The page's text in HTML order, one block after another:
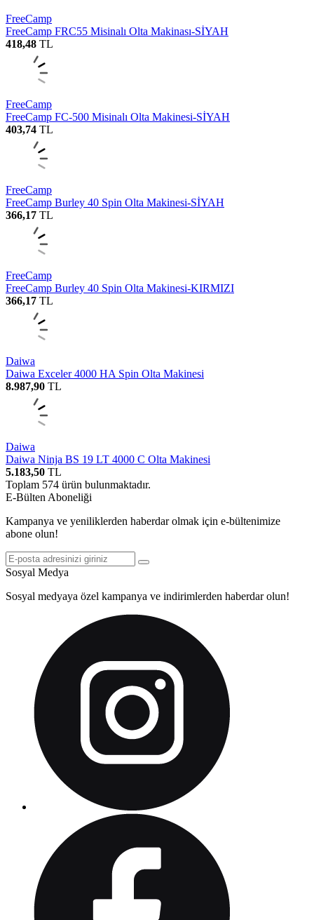
FreeCamp
FreeCamp FRC55 Misinalı Olta Makinası-SİYAH
418,48 TL
FreeCamp
FreeCamp FC-500 Misinalı Olta Makinesi-SİYAH
403,74 TL
FreeCamp
FreeCamp Burley 40 Spin Olta Makinesi-SİYAH
366,17 TL
FreeCamp
FreeCamp Burley 40 Spin Olta Makinesi-KIRMIZI
366,17 TL
Daiwa
Daiwa Exceler 4000 HA Spin Olta Makinesi
8.987,90 TL
Daiwa
Daiwa Ninja BS 19 LT 4000 C Olta Makinesi
5.183,50 TL
Toplam 574 ürün bulunmaktadır.
E-Bülten Aboneliği
Kampanya ve yeniliklerden haberdar olmak için e-bültenimize
abone olun!
Sosyal Medya
Sosyal medyaya özel kampanya ve indirimlerden haberdar olun!